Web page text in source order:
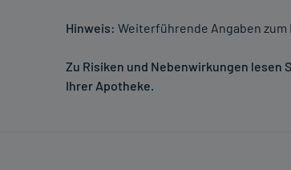
Hinweis: Weiterführende Angaben
Zu Risiken und Nebenwirkungen lesen
Ihrer Apotheke.